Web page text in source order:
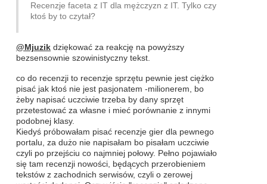
Recenzje faceta z IT dla mężczyzn z IT. Tylko czy
ktoś by to czytał?
@Mjuzik dziękować za reakcję na powyższy
bezsensownie szowinistyczny tekst.
co do recenzji to recenzje sprzętu pewnie jest ciężko
pisać jak ktoś nie jest pasjonatem -milionerem, bo
żeby napisać uczciwie trzeba by dany sprzęt
przetestować za własne i mieć porównanie z innymi
podobnej klasy.
Kiedyś próbowałam pisać recenzje gier dla pewnego
portalu, za dużo nie napisałam bo pisałam uczciwie
czyli po przejściu co najmniej połowy. Pełno pojawiało
się tam recenzji nowości, będących przerobieniem
tekstów z zachodnich serwisów, czyli o zerowej